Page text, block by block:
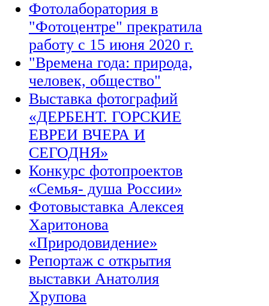
Фотолаборатория в
"Фотоцентре" прекратила
работу с 15 июня 2020 г.
"Времена года: природа,
человек, общество"
Выставка фотографий
«ДЕРБЕНТ. ГОРСКИЕ
ЕВРЕИ ВЧЕРА И
СЕГОДНЯ»
Конкурс фотопроектов
«Семья- душа России»
Фотовыставка Алексея
Харитонова
«Природовидение»
Репортаж с открытия
выставки Анатолия
Хрупова